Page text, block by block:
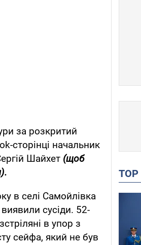
за розкритий
сторінці начальник
Шайхет (щоб
в селі Самойлівка
сусіди. 52-
в упор з
сейфа, який не був